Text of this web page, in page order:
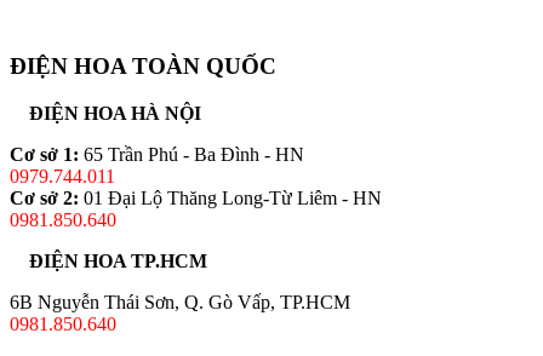
ĐIỆN HOA TOÀN QUỐC
ĐIỆN HOA HÀ NỘI
Cơ sở 1: 65 Trần Phú - Ba Đình - HN
0979.744.011
Cơ sở 2: 01 Đại Lộ Thăng Long-Từ Liêm - HN
0981.850.640
ĐIỆN HOA TP.HCM
6B Nguyễn Thái Sơn, Q. Gò Vấp, TP.HCM
0981.850.640